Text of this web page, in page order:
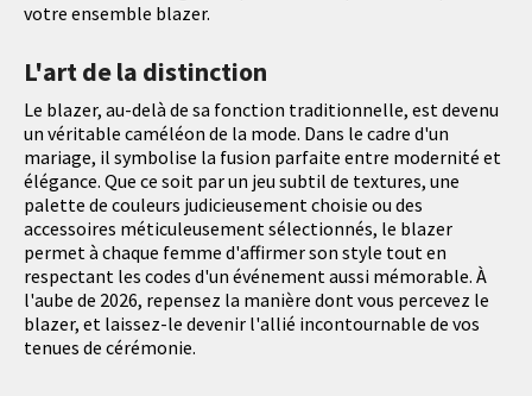
votre ensemble blazer.
L'art de la distinction
Le blazer, au-delà de sa fonction traditionnelle, est devenu
un véritable caméléon de la mode. Dans le cadre d'un
mariage, il symbolise la fusion parfaite entre modernité et
élégance. Que ce soit par un jeu subtil de textures, une
palette de couleurs judicieusement choisie ou des
accessoires méticuleusement sélectionnés, le blazer
permet à chaque femme d'affirmer son style tout en
respectant les codes d'un événement aussi mémorable. À
l'aube de 2026, repensez la manière dont vous percevez le
blazer, et laissez-le devenir l'allié incontournable de vos
tenues de cérémonie.